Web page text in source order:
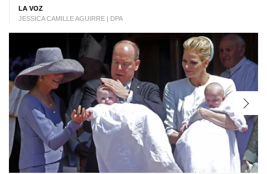
LA VOZ
JESSICA CAMILLE AGUIRRE | DPA